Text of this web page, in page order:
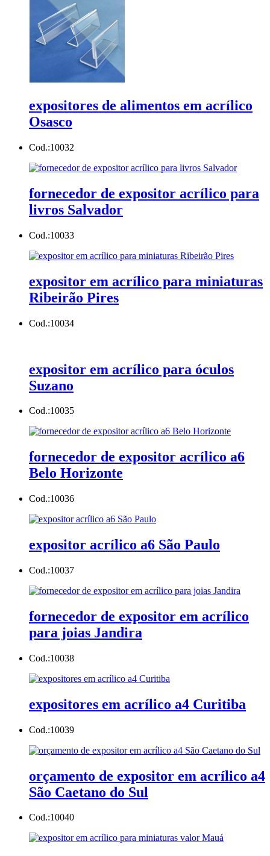
expositores de alimentos em acrílico
Osasco
Cod.:10032
fornecedor de expositor acrílico para
livros Salvador
Cod.:10033
expositor em acrílico para miniaturas
Ribeirão Pires
Cod.:10034
expositor em acrílico para óculos
Suzano
Cod.:10035
fornecedor de expositor acrílico a6
Belo Horizonte
Cod.:10036
expositor acrílico a6 São Paulo
Cod.:10037
fornecedor de expositor em acrílico
para joias Jandira
Cod.:10038
expositores em acrílico a4 Curitiba
Cod.:10039
orçamento de expositor em acrílico a4
São Caetano do Sul
Cod.:10040